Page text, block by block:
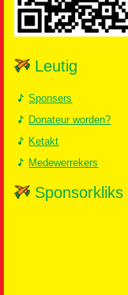
Leutig
Sponsers
Donateur worden?
Ketakt
Medewerrekers
Sponsorkliks